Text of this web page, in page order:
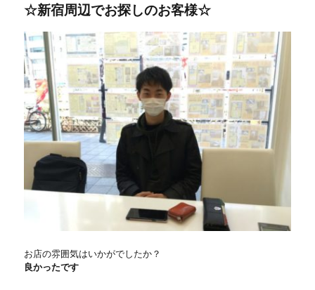
リ
☆新宿周辺でお探しのお客様☆
お店の雰囲気はいかがでしたか？
良かったです